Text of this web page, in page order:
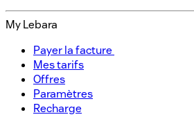
My Lebara
Payer la facture ​
Mes tarifs​
Offres​
Paramètres​
Recharge​